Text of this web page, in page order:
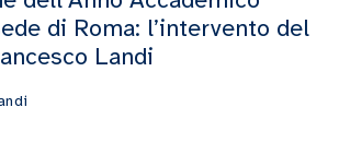
di Roma: l’intervento del
Landi